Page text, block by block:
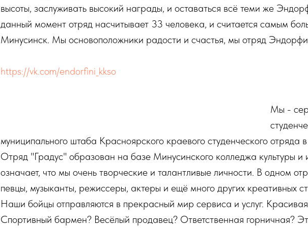
высоты, заслуживать высокий награды, и оставаться всё теми же
данный момент отряд насчитывает 33 человека, и считается самым
Минусинск. Мы основоположники радости и счастья, мы отряд
https://vk.com/endorfini_kkso
Мы -
муниципального штаба Красноярского краевого студенческого отряда
Отряд "Градус" образован на базе Минусинского колледжа культуры и
означает, что мы очень творческие и талантливые личности. В одном
певцы, музыканты, режиссеры, актеры и ещё много других креативных
Наши бойцы отправляются в прекрасный мир сервиса и услуг.
Спортивный бармен? Весёлый продавец? Ответственная горничная?